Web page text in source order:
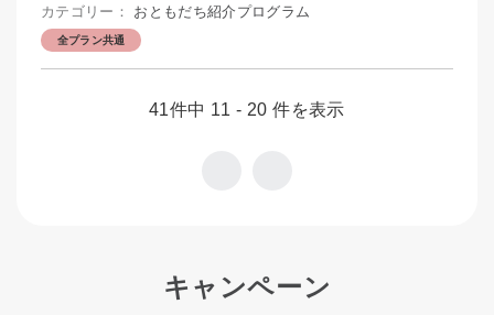
カテゴリー： おともだち紹介プログラム
全プラン共通
41件中 11 - 20 件を表示
キャンペーン